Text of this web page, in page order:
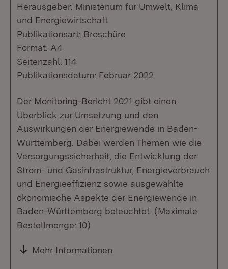
Herausgeber: Ministerium für Umwelt, Klima
und Energiewirtschaft
Publikationsart: Broschüre
Format: A4
Seitenzahl: 114
Publikationsdatum: Februar 2022
Der Monitoring-Bericht 2021 gibt einen
Überblick zur Umsetzung und den
Auswirkungen der Energiewende in Baden-
Württemberg. Dabei werden Themen wie die
Versorgungssicherheit, die Entwicklung der
Strom- und Gasinfrastruktur, Energieverbrauch
und Energieeffizienz sowie ausgewählte
ökonomische Aspekte der Energiewende in
Baden-Württemberg beleuchtet. (Maximale
Bestellmenge: 10)
Mehr Informationen